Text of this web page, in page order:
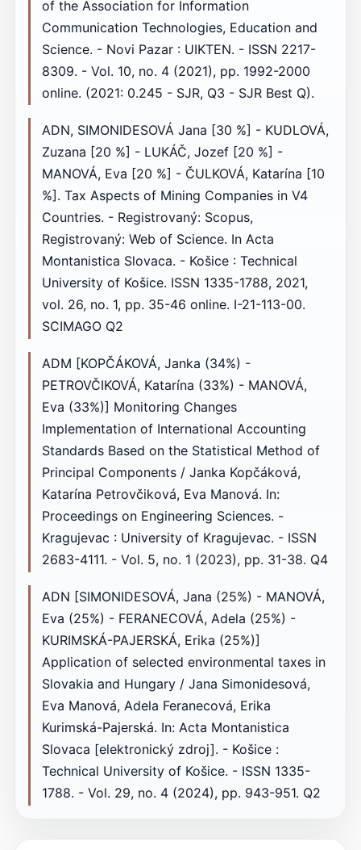
of the Association for Information
Communication Technologies, Education and
Science. - Novi Pazar : UIKTEN. - ISSN 2217-
8309. - Vol. 10, no. 4 (2021), pp. 1992-2000
online. (2021: 0.245 - SJR, Q3 - SJR Best Q).
ADN, SIMONIDESOVÁ Jana [30 %] - KUDLOVÁ,
Zuzana [20 %] - LUKÁČ, Jozef [20 %] -
MANOVÁ, Eva [20 %] - ČULKOVÁ, Katarína [10
%]. Tax Aspects of Mining Companies in V4
Countries. - Registrovaný: Scopus,
Registrovaný: Web of Science. In Acta
Montanistica Slovaca. - Košice : Technical
University of Košice. ISSN 1335-1788, 2021,
vol. 26, no. 1, pp. 35-46 online. I-21-113-00.
SCIMAGO Q2
ADM [KOPČÁKOVÁ, Janka (34%) -
PETROVČIKOVÁ, Katarína (33%) - MANOVÁ,
Eva (33%)] Monitoring Changes
Implementation of International Accounting
Standards Based on the Statistical Method of
Principal Components / Janka Kopčáková,
Katarína Petrovčiková, Eva Manová. In:
Proceedings on Engineering Sciences. -
Kragujevac : University of Kragujevac. - ISSN
2683-4111. - Vol. 5, no. 1 (2023), pp. 31-38. Q4
ADN [SIMONIDESOVÁ, Jana (25%) - MANOVÁ,
Eva (25%) - FERANECOVÁ, Adela (25%) -
KURIMSKÁ-PAJERSKÁ, Erika (25%)]
Application of selected environmental taxes in
Slovakia and Hungary / Jana Simonidesová,
Eva Manová, Adela Feranecová, Erika
Kurimská-Pajerská. In: Acta Montanistica
Slovaca [elektronický zdroj]. - Košice :
Technical University of Košice. - ISSN 1335-
1788. - Vol. 29, no. 4 (2024), pp. 943-951. Q2